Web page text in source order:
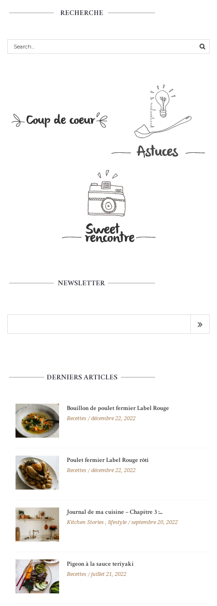
Bouillon de poulet fermier Label Rouge
Recettes décembre 22, 2022
Poulet fermier Label Rouge rôti
Recettes décembre 22, 2022
Journal de ma cuisine – Chapitre 3 :...
Kitchen Stories ,lifestyle septembre 20, 2022
Pigeon à la sauce teriyaki
Recettes juillet 21, 2022